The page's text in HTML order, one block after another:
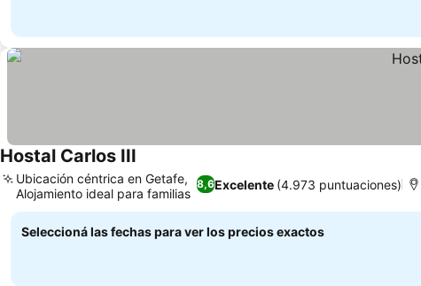
Hostal Carlos III
8,6Excelente (4.973 puntuaciones)
Ubicación céntrica en Getafe,
Alojamiento ideal para familias
Seleccioná las fechas para ver los precios exactos